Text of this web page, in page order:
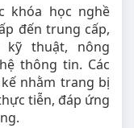
khóa học nghề
đến trung cấp,
thuật, nông
thông tin. Các
nhằm trang bị
tiễn, đáp ứng